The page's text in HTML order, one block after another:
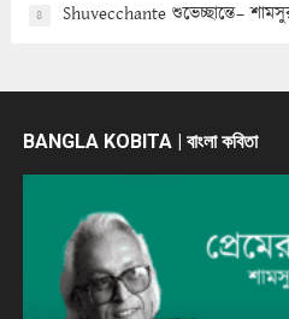
8 Shuvecchante শুভেচ্ছান্তে–
BANGLA KOBITA | বাংলা কবিতা